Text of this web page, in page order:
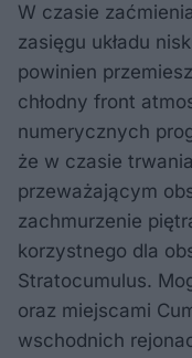
W czasie
zasięgu układu
powinien
chłodny front
numerycznych
że w czasie
przeważającym
zachmurzenie
korzystnego dla
Stratocumulus.
oraz miejscami
wschodnich